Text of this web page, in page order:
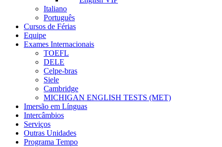
Italiano
Português
Cursos de Férias
Equipe
Exames Internacionais
TOEFL
DELE
Celpe-bras
Siele
Cambridge
MICHIGAN ENGLISH TESTS (MET)
Imersão em Línguas
Intercâmbios
Serviços
Outras Unidades
Programa Tempo